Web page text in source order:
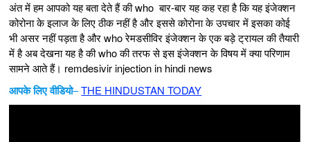
अंत में हम आपको यह बता देते हैं की who बार-बार यह कह रहा है कि यह इंजेक्शन
कोरोना के इलाज के लिए ठीक नहीं है और इससे कोरोना के उपचार में इसका कोई
भी असर नहीं पड़ता है और who रेमडसीविर इंजेक्शन के एक बड़े ट्रायल की तैयारी
में है अब देखना यह है की who की तरफ से इस इंजेक्शन के विषय में क्या परिणाम
सामने आते हैं। remdesivir injection in hindi news
आपके लिए वीडियो–THE HINDUSTAN TODAY